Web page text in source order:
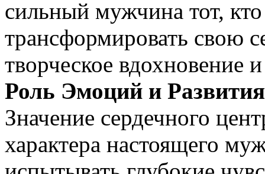
сильный мужчина тот,
трансформировать свою
творческое вдохновение
Роль Эмоций и
Значение сердечного
характера настоящего